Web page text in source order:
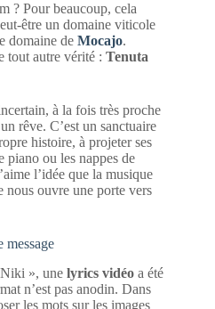
? Pour beaucoup, cela
être un domaine viticole
domaine de Mocajo.
tout autre vérité : Tenuta
à la fois très proche
rêve. C’est un sanctuaire
histoire, à projeter ses
piano ou les nappes de
l’idée que la musique
nous ouvre une porte vers
», une lyrics vidéo a été
n’est pas anodin. Dans
les mots sur les images